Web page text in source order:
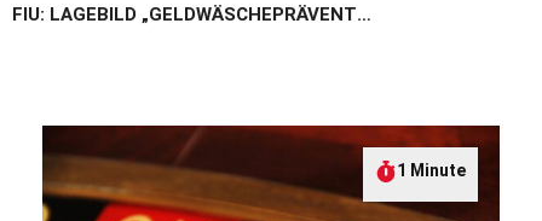
FIU: LAGEBILD „GELDWÄSCHEPRÄVENTION IM GLÜCKSSPIEL“ VERÖFFENTLICHT
1 Minute